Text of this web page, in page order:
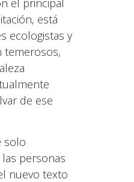
el principal
está
ecologistas y
temerosos,
de ese
solo
personas
nuevo texto